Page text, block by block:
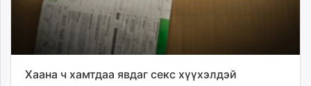
Хаана ч хамтдаа явдаг секс хүүхэлдэй